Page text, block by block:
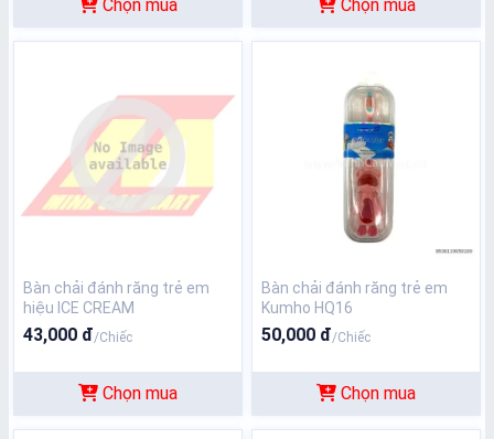
Chọn mua Chọn mua
Bàn chải đánh răng trẻ em
hiệu ICE CREAM
43,000 đ/Chiếc
Chọn mua
Bàn chải đánh răng trẻ em
Kumho HQ16
50,000 đ/Chiếc
Chọn mua